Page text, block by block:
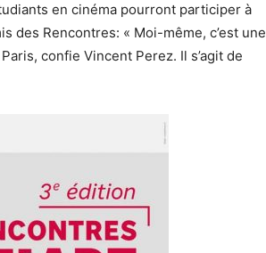
en cinéma pourront participer à
des Rencontres: « Moi-même, c’est une
confie Vincent Perez. Il s’agit de